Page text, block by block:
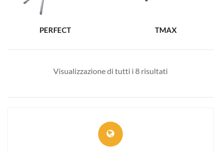
PERFECT TMAX
Visualizzazione di tutti i 8 risultati